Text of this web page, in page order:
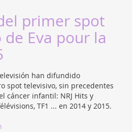
primer spot
Eva pour la
han difundido
spot televisivo, sin precedentes
cáncer infantil: NRJ Hits y
TF1 ... en 2014 y 2015.